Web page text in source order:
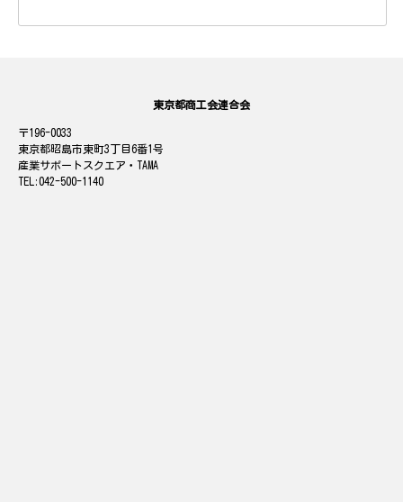
東京都商工会連合会
196-0033
東京都昭島市東町3丁目6番1号
産業サポートスクエア・TAMA
042-500-1140